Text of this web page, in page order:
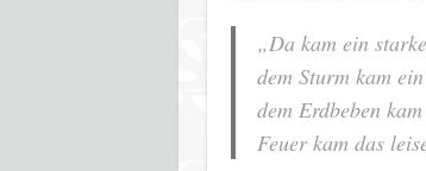
„Da kam ein
dem Sturm kam
dem Erdbeben
Feuer kam das